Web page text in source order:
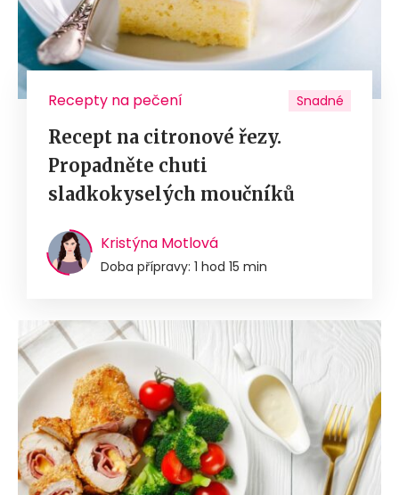
Recepty na pečení Snadné
Recept na citronové řezy.
Propadněte chuti
sladkokyselých moučníků
Kristýna Motlová
Doba přípravy: 1 hod 15 min